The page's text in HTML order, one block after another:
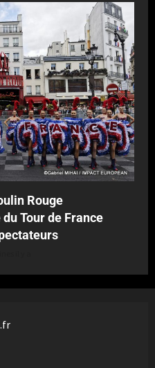
Rouge
Tour de France